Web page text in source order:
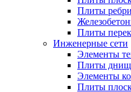
Плиты
Плиты
Инженерные сети
Элементы
Плиты
Элементы
Плиты